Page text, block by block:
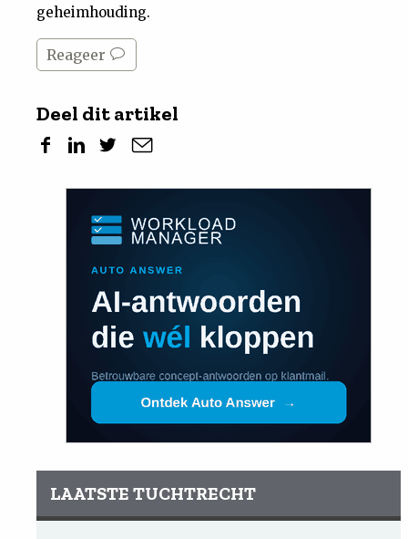
geheimhouding.
Reageer
Deel dit artikel
LAATSTE TUCHTRECHT